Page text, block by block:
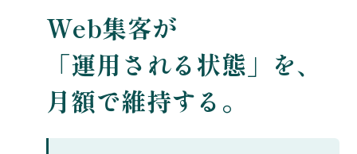
Web集客が
「運用される状態」を、
月額で維持する。